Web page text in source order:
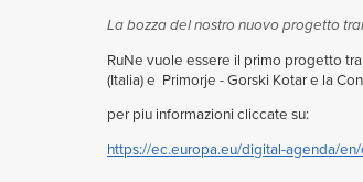
La bozza del nostro nuovo progetto
RuNe vuole essere il primo progetto
(Italia) e Primorje - Gorski Kotar e la
per piu informazioni cliccate su:
https://ec.europa.eu/digital-agenda/